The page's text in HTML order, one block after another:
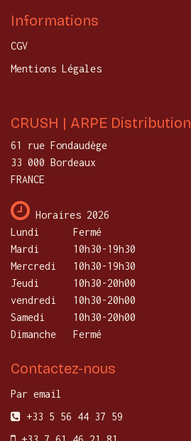
Informations
CGV
Mentions Légales
CRUSH | ARPE Distribution
61 rue Fondaudège
33 000 Bordeaux
FRANCE
Horaires 2026
Lundi
​Fermé
Mardi
10h30-19h30
Mercredi
​10h30-19h30
Jeudi
10h30-20h00
vendredi
10h30-20h00
Samedi
10h30-20h00
Dimanche
Fermé
Contactez-nous
Par email
+33 5 56 44 37 59